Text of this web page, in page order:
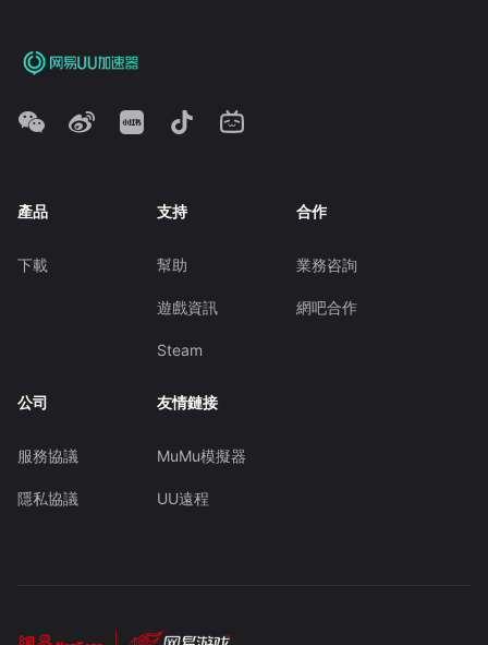
產品
下載
支持
幫助
遊戲資訊
Steam
合作
業務咨詢
網吧合作
公司
服務協議
隱私協議
友情鏈接
MuMu模擬器
UU遠程